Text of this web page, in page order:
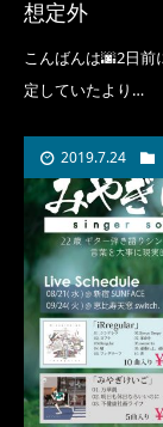
想定外
こんばんは🌆2日前
定していたより…
2019.7.24